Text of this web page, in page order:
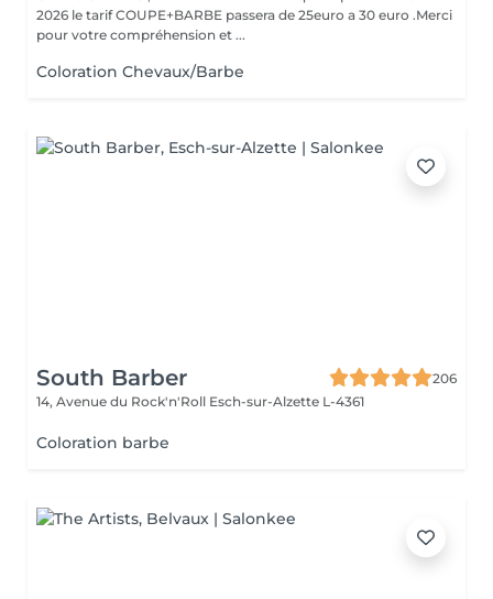
2026 le tarif COUPE+BARBE passera de 25euro a 30 euro .Merci
pour votre compréhension et ...
Coloration Chevaux/Barbe
South Barber
206
14, Avenue du Rock'n'Roll Esch-sur-Alzette L-4361
Coloration barbe